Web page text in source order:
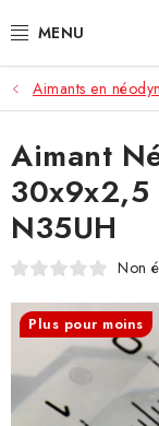
au
CATÉGORIE
ACCESSOIRES
AIMANTS
AUTRES AIMANTS
MATÉRIAUX EN
À propos
Protection des
Aimants en
Aimant
30x9x2,5
N35UH
Non
Plus pour moins